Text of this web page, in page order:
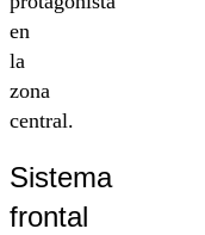
en
la
zona
central.
Sistema
frontal